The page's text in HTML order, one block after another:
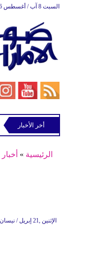
السبت 8 آب / أغسطس 2026
بركان فويجو في جواتيمالا يواصل ثورانه
أخر الأخبار
الرئيسية »
18:36 2014 الإثنين ,21 إبريل / نيسان